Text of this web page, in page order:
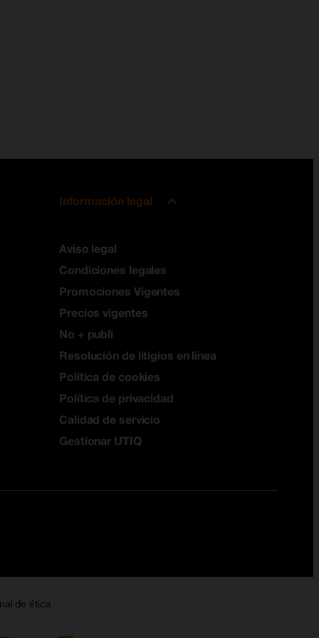
Información legal
Aviso legal
Condiciones legales
Promociones Vigentes
Precios vigentes
No + publi
Resolución de litigios en línea
Política de cookies
Política de privacidad
Calidad de servicio
Gestionar UTIQ
de ética